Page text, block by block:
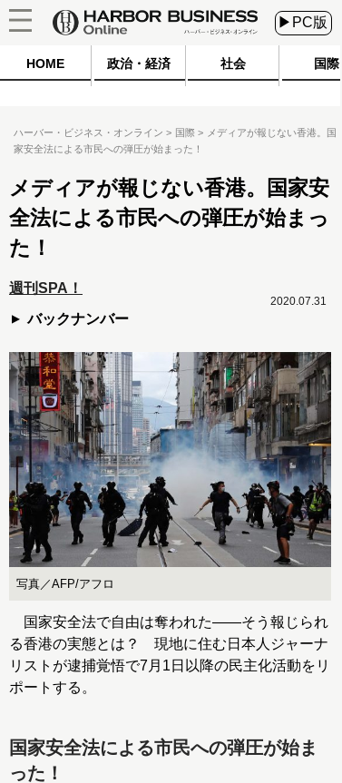
▶PC版
HOME 政治・経済 社会 国際
ハーバー・ビジネス・オンライン 国際
メディアが報じない香港。国
家安全法による市民への弾圧が始まった！
メディアが報じない香港。国家安
全法による市民への弾圧が始まっ
た！
週刊SPA！
バックナンバー
2020.07.31
写真／AFP/アフロ
国家安全法で自由は奪われた――そう報じられ
る香港の実態とは？ 現地に住む日本人ジャーナ
リストが逮捕覚悟で7月1日以降の民主化活動をリ
ポートする。
国家安全法による市民への弾圧が始ま
った！